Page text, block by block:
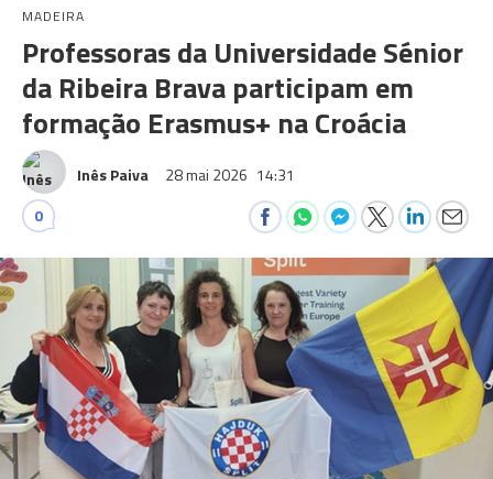
MADEIRA
Professoras da Universidade Sénior
da Ribeira Brava participam em
formação Erasmus+ na Croácia
Inês Paiva 28 mai 2026 14:31
0